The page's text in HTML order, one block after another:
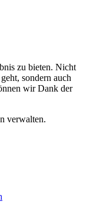
zu bieten. Nicht
sondern auch
wir Dank der
verwalten.